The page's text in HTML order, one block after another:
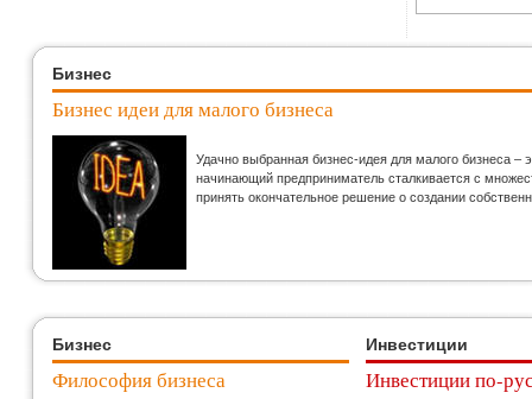
Бизнес
Бизнес идеи для малого бизнеса
Удачно выбранная бизнес-идея для малого бизнеса
начинающий предприниматель сталкивается с
принять окончательное решение о создании
Бизнес
Философия бизнеса
Инвестиции
Инвестиции по-